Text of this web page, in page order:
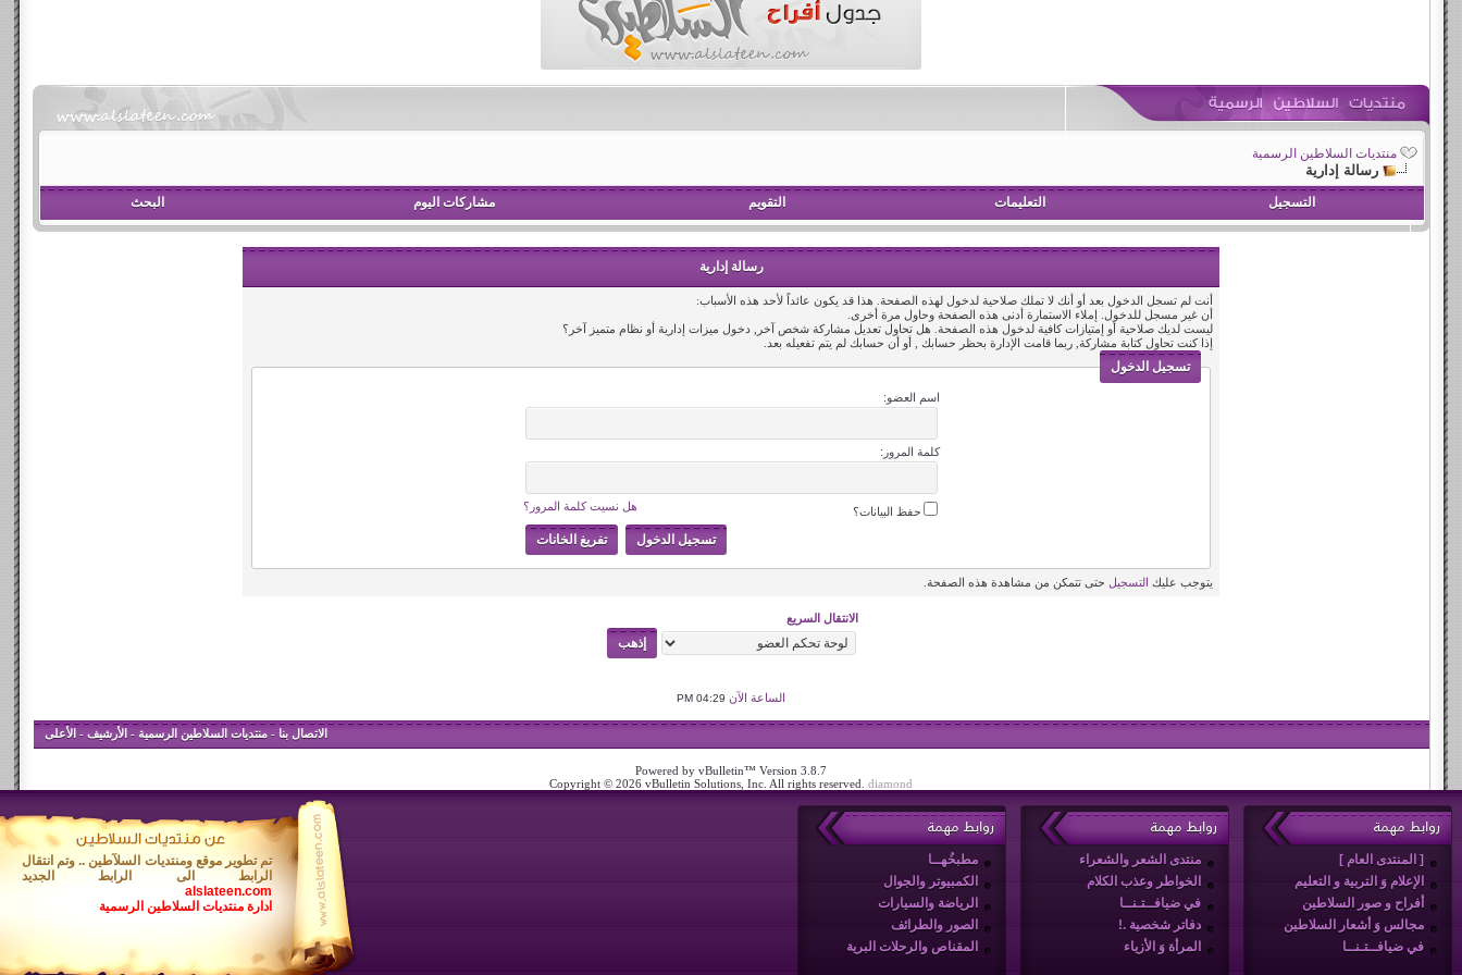
منتديات السلاطين الرسمية
رسالة إدارية
التسجيل التعليمات التقويم مشاركات اليوم البحث
رسالة إدارية
أنت لم تسجل الدخول بعد أو أنك لا تملك صلاحية لدخول لهذه الصفحة. هذا قد يكون عائداً لأحد هذه الأسباب:
أن غير مسجل للدخول. إملاء الاستمارة أدنى هذه الصفحة وحاول مرة أخرى.
ليست لديك صلاحية أو إمتيازات كافية لدخول هذه الصفحة. هل تحاول تعديل مشاركة شخص آخر, دخول ميزات إدارية أو نظام متميز آخر؟
إذا كنت تحاول كتابة مشاركة, ربما قامت الإدارة بحظر حسابك , أو أن حسابك لم يتم تفعيله بعد.
تسجيل الدخول
اسم العضو:
كلمة المرور:
هل نسيت كلمة المرور؟ حفظ البيانات؟
يتوجب عليك التسجيل حتى تتمكن من مشاهدة هذه الصفحة.
الانتقال السريع
الساعة الآن 04:29 PM
الاتصال بنا -منتديات السلاطين الرسمية - الأرشيف - الأعلى
Powered by vBulletin™ Version 3.8.7
Copyright © 2026 vBulletin Solutions, Inc. All rights reserved. diamond
روابط مهمة
[ المنتدى العام ]
الإعلام وَ التربية و التعليم
أفراح و صور السلاطين
مجالس وَ أشعار السلاطين
في ضيافــتـنــا
روابط مهمة
منتدى الشعر والشعراء
الخواطر وعذب الكلام
في ضيافــتـنــا
دفاتر شخصية .!
المرأة وَ الأزياء
روابط مهمة
مطبخُهــا
الكمبيوتر والجوال
الرياضة والسيارات
الصور والطرائف
المقناص والرحلات البرية
تم تطوير موقع ومنتديات السلآطين .. وتم انتقال
الرابط الى الرابط الجديد
alslateen.com
ادارة منتديات السلاطين الرسمية